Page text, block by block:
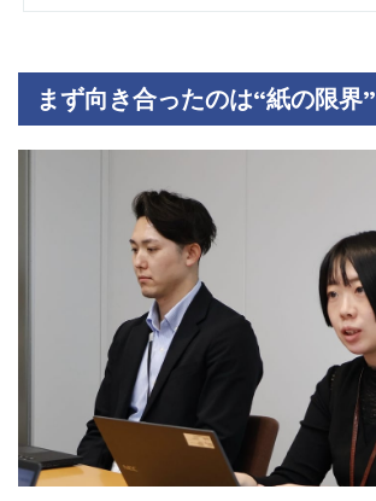
まず向き合ったのは“紙の限界”